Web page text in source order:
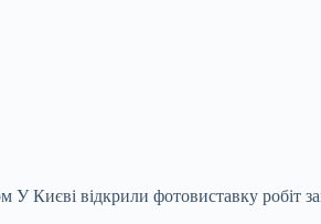
відкрили фотовиставку робіт